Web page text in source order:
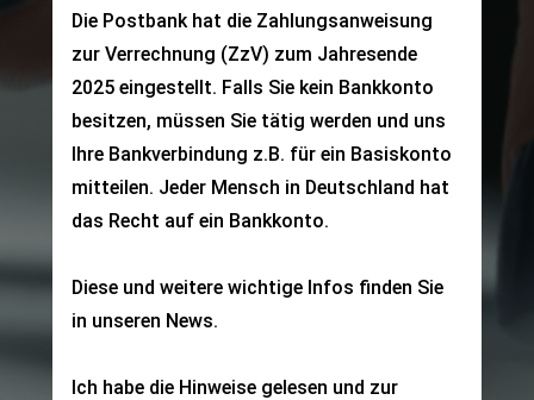
Sie suchen einen
einen Job?
Den Weg gehen wir gemeinsam.
Die Postbank hat die Zahlungsanweisung
zur Verrechnung (ZzV) zum Jahresende
2025 eingestellt. Falls Sie kein Bankkonto
besitzen, müssen Sie tätig werden und uns
Ihre Bankverbindung z.B. für ein Basiskonto
mitteilen. Jeder Mensch in Deutschland hat
das Recht auf ein Bankkonto.
Diese und weitere wichtige Infos finden Sie
in unseren News.
Ich habe die Hinweise gelesen und zur